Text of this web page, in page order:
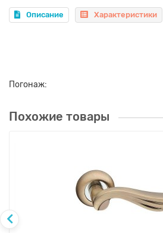
Описание Характеристики
Погонаж:
Похожие товары